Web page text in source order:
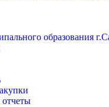
образования